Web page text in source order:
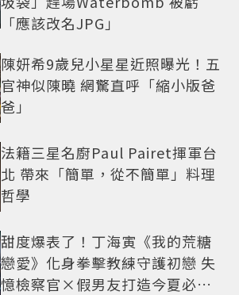
「應該改名JPG」
陳妍希9歲兒小星星近照曝光！五
官神似陳曉 網驚直呼「縮小版爸
爸」
法籍三星名廚Paul Pairet揮軍台
北 帶來「簡單，從不簡單」料理
哲學
甜度爆表了！丁海寅《我的荒糖
戀愛》化身拳擊教練守護初戀 失
憶檢察官×假男友打造今夏必看